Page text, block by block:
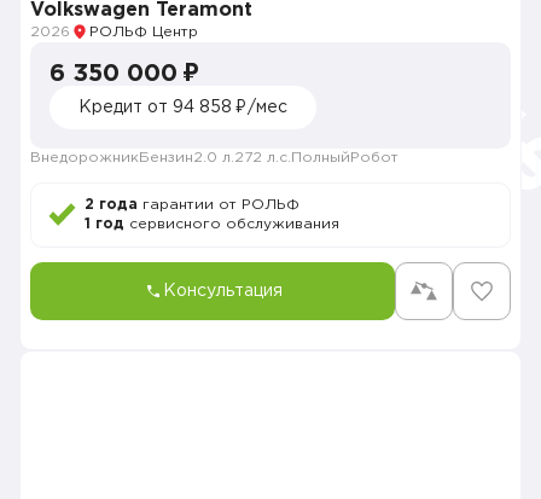
Volkswagen Teramont
2026 РОЛЬФ Центр
6 350 000 ₽
Кредит от 94 858 ₽/мес
Внедорожник Бензин2.0 л. 272 л.с. Полный Робот
2 года гарантии от РОЛЬФ
1 год сервисного обслуживания
Консультация